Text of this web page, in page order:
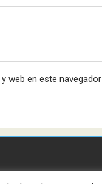
web en este